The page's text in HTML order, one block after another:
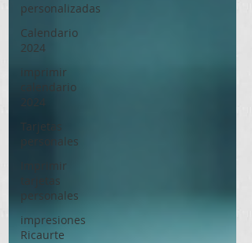
personalizadas
Calendario
2024
imprimir
calendario
2024
Tarjetas
personales
Imprimir
tarjetas
personales
impresiones
Ricaurte